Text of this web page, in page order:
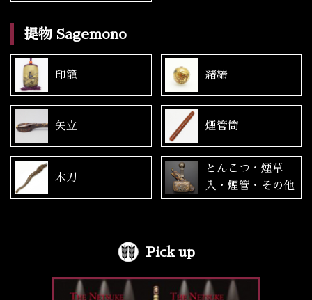
提物 Sagemono
印籠 緒締
矢立 煙管筒
木刀
とんこつ・煙草
入・煙管・その他
Pick up